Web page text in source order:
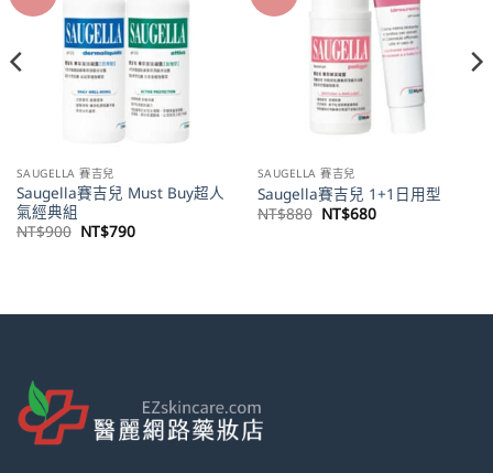
SAUGELLA 賽吉兒
Saugella賽吉兒 Must Buy超人
氣經典組
NT$900 原
NT$790目
SAUGELLA 賽吉兒
Saugella賽吉兒 1+1日用型
NT$880 原
始
NT$680目
前